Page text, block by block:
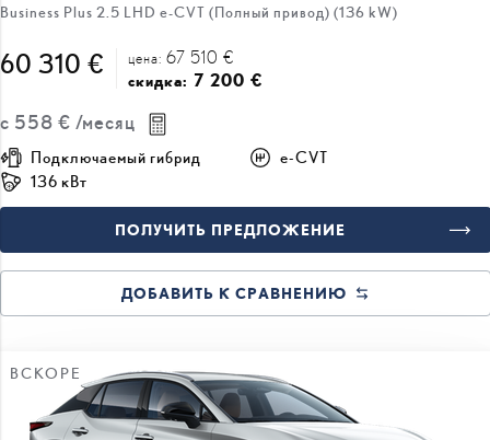
Business Plus 2.5 LHD e-CVT (Полный привод) (136 kW)
60 310 € цена: 67 510 €
скидка: 7 200 €
с 558 € /месяц
Подключаемый гибрид
e-CVT
136 кВт
ПОЛУЧИТЬ ПРЕДЛОЖЕНИЕ
ДОБАВИТЬ К СРАВНЕНИЮ
ВСКОРЕ